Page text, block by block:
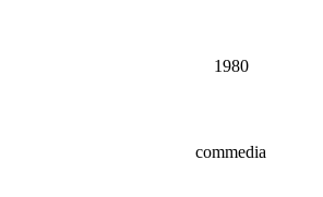
1980
commedia